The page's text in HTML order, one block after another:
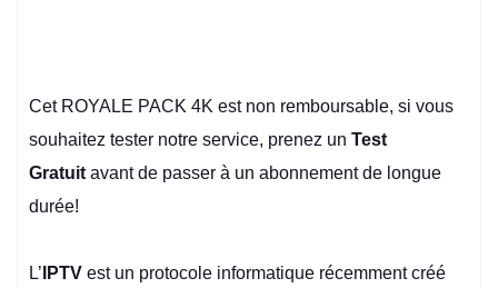
Cet ROYALE PACK 4K est non remboursable, si vous
souhaitez tester notre service, prenez un Test
Gratuit avant de passer à un abonnement de longue
durée!
L’ IPTV est un protocole informatique récemment créé